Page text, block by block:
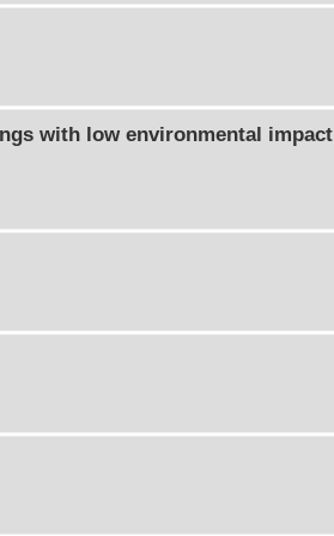
with low environmental impact